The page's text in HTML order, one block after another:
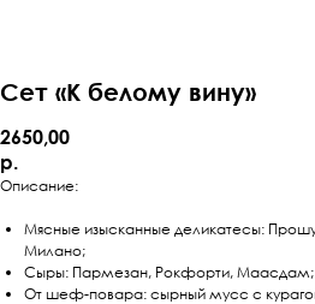
Сет «К белому вину»
2650,00
р.
Описание:
Мясные изысканные деликатесы:
Милано;
Сыры: Пармезан, Рокфорти, Маасдам;
От шеф-повара: сырный мусс с